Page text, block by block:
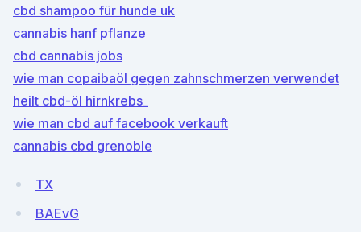
cbd shampoo für hunde uk
cannabis hanf pflanze
cbd cannabis jobs
wie man copaibaöl gegen zahnschmerzen verwendet
heilt cbd-öl hirnkrebs_
wie man cbd auf facebook verkauft
cannabis cbd grenoble
TX
BAEvG